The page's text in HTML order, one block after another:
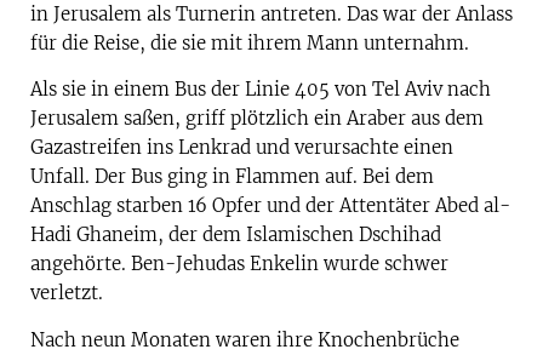
in Jerusalem als Turnerin antreten. Das war der Anlass
für die Reise, die sie mit ihrem Mann unternahm.
Als sie in einem Bus der Linie 405 von Tel Aviv nach
Jerusalem saßen, griff plötzlich ein Araber aus dem
Gazastreifen ins Lenkrad und verursachte einen
Unfall. Der Bus ging in Flammen auf. Bei dem
Anschlag starben 16 Opfer und der Attentäter Abed al-
Hadi Ghaneim, der dem Islamischen Dschihad
angehörte. Ben-Jehudas Enkelin wurde schwer
verletzt.
Nach neun Monaten waren ihre Knochenbrüche